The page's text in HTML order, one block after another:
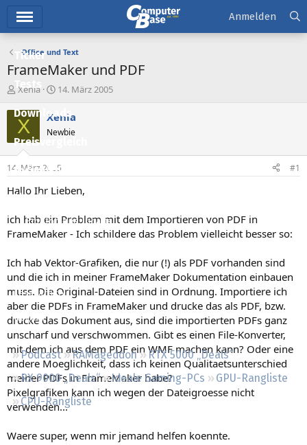
Ticker
Tests
Downloads
Preisvergleich
Forum
Aktuelles
Empfohlene Inhalte
Neueste Aktivitäten
Leserartikel
Regeln
Podcast RAMageddon
RTX 5000 „Deals“
RX 9000 „Deals“
Ideale Gaming-PCs
GPU-Rangliste
CPU-Rangliste
Anmelden
Office und Text
FrameMaker und PDF
E
s
t
e
e
r
Xenia
E
s
e
l
t
a
14. März 2005
X Xenia
Newbie
14. März 2005 #1
Hallo Ihr Lieben,
ich hab ein Problem mit dem Importieren von PDF in
FrameMaker - Ich schildere das Problem vielleicht besser so:
Ich hab Vektor-Grafiken, die nur (!) als PDF vorhanden sind
und die ich in meiner FrameMaker Dokumentation einbauen
muss. Die Original-Dateien sind in Ordnung. Importiere ich
aber die PDFs in FrameMaker und drucke das als PDF, bzw.
drucke das Dokument aus, sind die importierten PDFs ganz
unscharf und verschwommen. Gibt es einen File-Konverter,
mit dem ich aus dem PDF ein WMF machen kann? Oder eine
andere Moeglichkeit, dass ich keinen Qualitaetsunterschied
meiner PDFs in FrameMaker habe?
Pixelgrafiken kann ich wegen der Dateigroesse nicht
verwenden...
Waere super, wenn mir jemand helfen koennte.